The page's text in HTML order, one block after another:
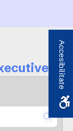
Accesibilitate